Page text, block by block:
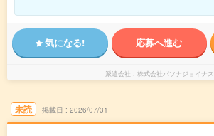
気になる! 応募へ進む
派遣会社 株式会社パソナジョイナス
未読 掲載日 2026/07/31